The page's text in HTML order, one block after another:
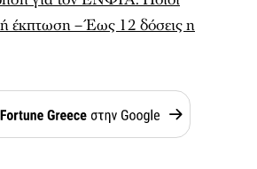
έκπτωση – Έως 12 δόσεις η